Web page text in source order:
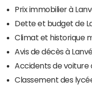
Prix immobilier à
Dette et budget de
Climat et historique
Avis de décès à
Accidents de voiture
Classement des